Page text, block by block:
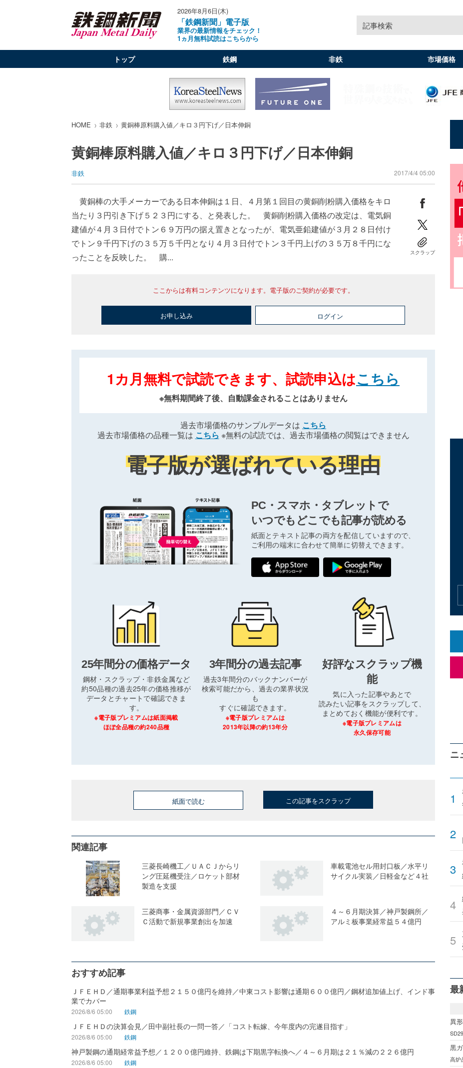
2026年8月6日(木)
「鉄鋼新聞」電子版
業界の最新情報をチェック！
1ヵ月無料試読はこちらから
記事検索
トップ 鉄鋼 非鉄 市場価格
HOME 非鉄 黄銅棒原料購入値／キロ３円下げ／日本伸銅
黄銅棒原料購入値／キロ３円下げ／日本伸銅
非鉄 2017/4/4 05:00
黄銅棒の大手メーカーである日本伸銅は１日、４月第１回目の黄銅削粉購入価格をキロ
当たり３円引き下げ５２３円にする、と発表した。 黄銅削粉購入価格の改定は、電気銅
建値が４月３日付でトン６９万円の据え置きとなったが、電気亜鉛建値が３月２８日付け
でトン９千円下げの３５万５千円となり４月３日付でトン３千円上げの３５万８千円にな
ったことを反映した。 購...
スクラップ
ここからは有料コンテンツになります。電子版のご契約が必要です。
お申し込み ログイン
1カ月無料で試読できます、試読申込はこちら
※無料期間終了後、自動課金されることはありません
過去市場価格のサンプルデータは こちら
過去市場価格の品種一覧は こちら ※無料の試読では、過去市場価格の閲覧はできません
電子版が選ばれている理由
PC・スマホ・タブレットで
いつでもどこでも記事が読める
紙面とテキスト記事の両方を配信していますので、
ご利用の端末に合わせて簡単に切替えできます。
25年間分の価格データ
鋼材・スクラップ・非鉄金属など
約50品種の過去25年の価格推移が
データとチャートで確認できま
す。
※電子版プレミアムは紙面掲載
ほぼ全品種の約240品種
3年間分の過去記事
過去3年間分のバックナンバーが
検索可能だから、過去の業界状況
も
すぐに確認できます。
※電子版プレミアムは
2013年以降の約13年分
好評なスクラップ機
能
気に入った記事やあとで
読みたい記事をスクラップして、
まとめておく機能が便利です。
※電子版プレミアムは
永久保存可能
紙面で読む この記事をスクラップ
関連記事
三菱長崎機工／ＵＡＣＪからリ
ング圧延機受注／ロケット部材
製造を支援
車載電池セル用封口板／水平リ
サイクル実装／日軽金など４社
三菱商事・金属資源部門／ＣＶ
Ｃ活動で新規事業創出を加速
４～６月期決算／神戸製鋼所／
アルミ板事業経常益５４億円
おすすめ記事
ＪＦＥＨＤ／通期事業利益予想２１５０億円を維持／中東コスト影響は通期６００億円／鋼材追加値上げ、インド事
業でカバー
2026/8/6 05:00 鉄鋼
ＪＦＥＨＤの決算会見／田中副社長の一問一答／「コスト転嫁、今年度内の完遂目指す」
2026/8/6 05:00 鉄鋼
神戸製鋼の通期経常益予想／１２００億円維持、鉄鋼は下期黒字転換へ／４～６月期は２１％減の２２６億円
2026/8/6 05:00 鉄鋼
ニ
最
異
黒
高炉